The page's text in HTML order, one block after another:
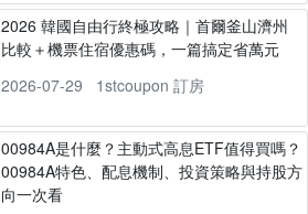
2026 韓國自由行終極攻略｜首爾釜山濟州
比較＋機票住宿優惠碼，一篇搞定省萬元
2026-07-29
1stcoupon 訂房
00984A是什麼？主動式高息ETF值得買嗎？
00984A特色、配息機制、投資策略與持股方
向一次看